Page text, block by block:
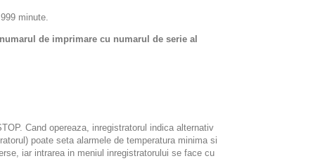
minute.
de imprimare cu numarul de serie al
Cand opereaza, inregistratorul indica alternativ
poate seta alarmele de temperatura minima si
iar intrarea in meniul inregistratorului se face cu